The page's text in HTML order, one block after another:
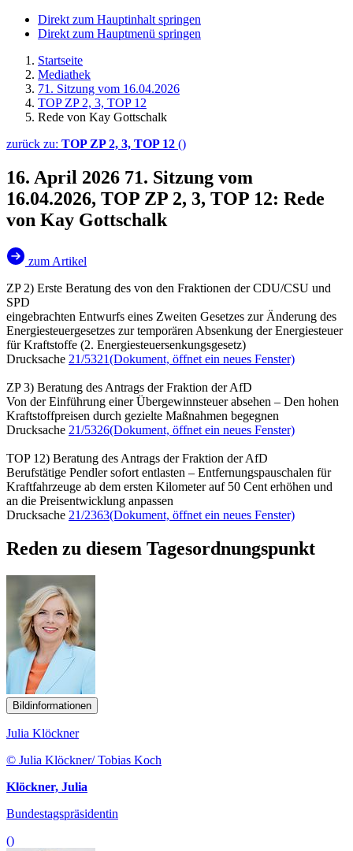
Direkt zum Hauptinhalt springen
Direkt zum Hauptmenü springen
Startseite
Mediathek
71. Sitzung vom 16.04.2026
TOP ZP 2, 3, TOP 12
Rede von Kay Gottschalk
zurück zu: TOP ZP 2, 3, TOP 12 ()
16. April 2026 71. Sitzung vom
16.04.2026, TOP ZP 2, 3, TOP 12: Rede
von Kay Gottschalk
zum Artikel
ZP 2) Erste Beratung des von den Fraktionen der CDU/CSU und
SPD
eingebrachten Entwurfs eines Zweiten Gesetzes zur Änderung des
Energiesteuergesetzes zur temporären Absenkung der Energiesteuer
für Kraftstoffe (2. Energiesteuersenkungsgesetz)
Drucksache 21/5321(Dokument, öffnet ein neues Fenster)
ZP 3) Beratung des Antrags der Fraktion der AfD
Von der Einführung einer Übergewinnsteuer absehen – Den hohen
Kraftstoffpreisen durch gezielte Maßnahmen begegnen
Drucksache 21/5326(Dokument, öffnet ein neues Fenster)
TOP 12) Beratung des Antrags der Fraktion der AfD
Berufstätige Pendler sofort entlasten – Entfernungspauschalen für
Kraftfahrzeuge ab dem ersten Kilometer auf 50 Cent erhöhen und
an die Preisentwicklung anpassen
Drucksache 21/2363(Dokument, öffnet ein neues Fenster)
Reden zu diesem Tagesordnungspunkt
Bildinformationen
Julia Klöckner
© Julia Klöckner/ Tobias Koch
Klöckner, Julia
Bundestagspräsidentin
()